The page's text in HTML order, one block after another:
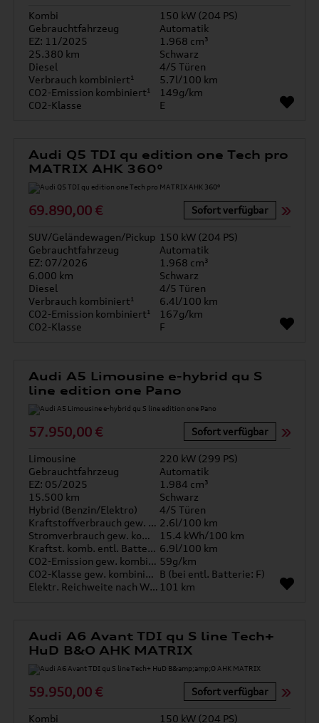
Kombi
150 kW (204 PS)
Gebrauchtfahrzeug
Automatik
EZ: 11/2025
1.968 cm³
25.380 km
Schwarz
Diesel
4/5 Türen
Verbrauch kombiniert¹
5.7l/100 km
CO2-Emission kombiniert¹
149g/km
CO2-Klasse
E
Audi Q5 TDI qu edition one Tech pro
MATRIX AHK 360°
69.890,00 € Sofort verfügbar
SUV/Geländewagen/Pickup 150 kW (204 PS)
Gebrauchtfahrzeug
Automatik
EZ: 07/2026
1.968 cm³
6.000 km
Schwarz
Diesel
4/5 Türen
Verbrauch kombiniert¹
6.4l/100 km
CO2-Emission kombiniert¹
167g/km
CO2-Klasse
F
Audi A5 Limousine e-hybrid qu S
line edition one Pano
57.950,00 € Sofort verfügbar
Limousine
220 kW (299 PS)
Gebrauchtfahrzeug
Automatik
EZ: 05/2025
1.984 cm³
15.500 km
Schwarz
Hybrid (Benzin/Elektro)
4/5 Türen
Kraftstoffverbrauch gew. kombiniert 2.6l/100 km
Stromverbrauch gew. kombiniert
15.4 kWh/100 km
Kraftst. komb. entl. Batterie 6.9l/100 km
CO2-Emission gew. kombiniert 59g/km
CO2-Klasse gew. kombiniert B (bei entl. Batterie: F)
Elektr. Reichweite nach WLTP* 101 km
Audi A6 Avant TDI qu S line Tech+
HuD B&O AHK MATRIX
59.950,00 € Sofort verfügbar
Kombi 150 kW (204 PS)